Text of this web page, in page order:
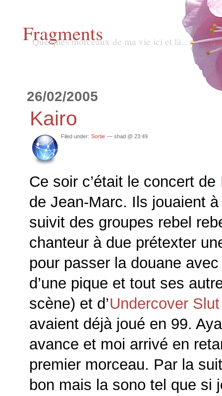
Fragments
Quelques morceaux de ma vie ici et là…
26/02/2005
Kairo
Filed under: Sortie — shad @ 23:49
Ce soir c’était le concert de
de Jean-Marc. Ils jouaient
suivit des groupes rebel
chanteur à due prétexter
pour passer la douane
d’une pique et tout ses
scène) et d’Undercover Slut
avaient déjà joué en 99.
avance et moi arrivé en
premier morceau. Par la
bon mais la sono tel que si